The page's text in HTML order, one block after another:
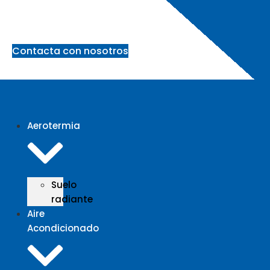
Contacta con nosotros
Aerotermia
Suelo
radiante
Aire
Acondicionado